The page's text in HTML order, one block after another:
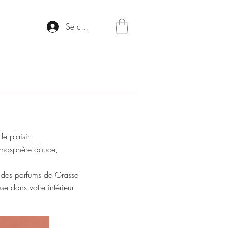
Se connecter
plaisir.
douce,
parfums de Grasse
dans votre intérieur.